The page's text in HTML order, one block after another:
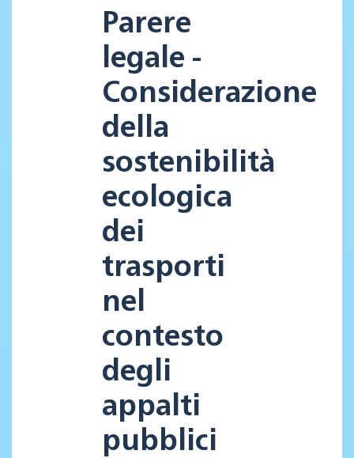
Parere
legale -
Considerazione
della
sostenibilità
ecologica
dei
trasporti
nel
contesto
degli
appalti
pubblici